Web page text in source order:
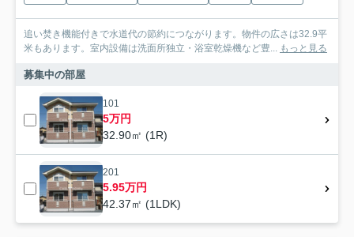
追い焚き機能付きで水道代の節約につながります。物件の広さは32.9平
米もあります。室内設備は洗面所独立・浴室乾燥機など豊... もっと見る
募集中の部屋
101
5万円
32.90㎡ (1R)
201
5.95万円
42.37㎡ (1LDK)